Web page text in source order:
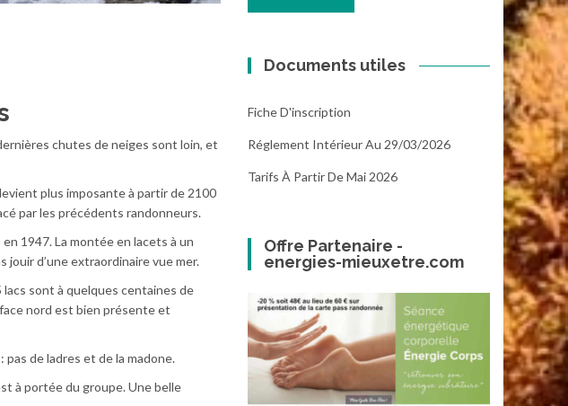
chutes de neiges sont loin, et
plus imposante à partir de 2100
par les précédents randonneurs.
1947. La montée en lacets à un
d’une extraordinaire vue mer.
sont à quelques centaines de
nord est bien présente et
de ladres et de la madone.
à portée du groupe. Une belle
Documents utiles
Fiche D'inscription
Réglement Intérieur Au 29/03/2026
Tarifs À Partir De Mai 2026
Offre Partenaire -
energies-mieuxetre.com